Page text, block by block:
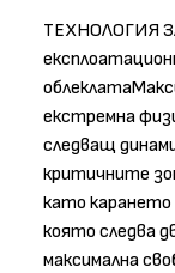
ТЕХНОЛОГИЯ
екстремна
следващ
критичните
като карането
която следва
максимална